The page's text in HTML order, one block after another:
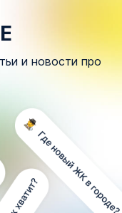
и новости про